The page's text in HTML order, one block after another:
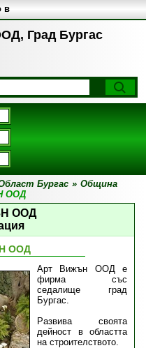
Град Бургас
в
Бургас » Община
ООД
ООД
ООД
Арт Вижън ООД е
фирма със
седалище град
Бургас.
Развива своята
дейност в областта
на строителството.